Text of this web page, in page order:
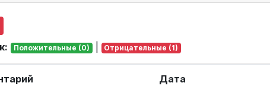
Положительные (0) | Отрицательные (1)
Дата